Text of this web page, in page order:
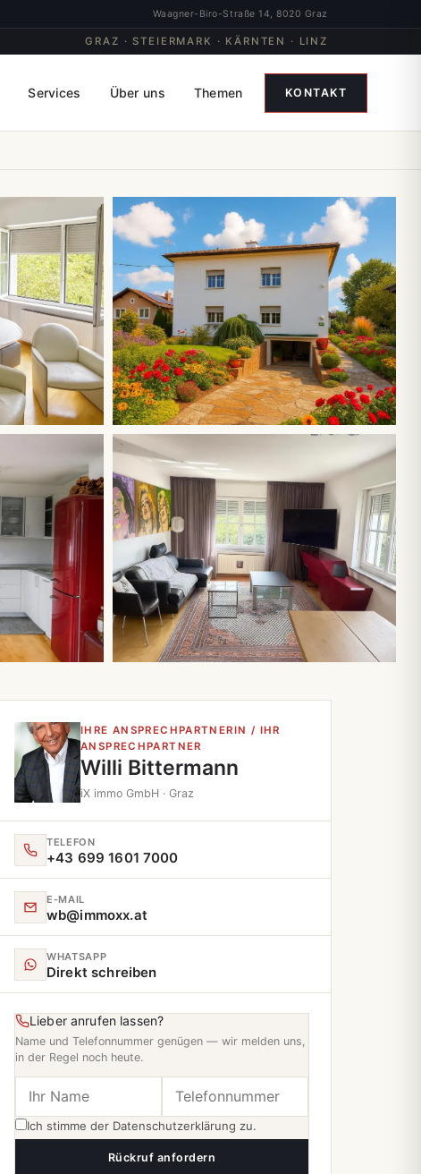
Waagner-Biro-Straße 14, 8020 Graz
GRAZ · STEIERMARK · KÄRNTEN · LINZ
Services Über uns Themen KONTAKT
IHRE ANSPRECHPARTNERIN / IHR
ANSPRECHPARTNER
Willi Bittermann
iX immo GmbH · Graz
TELEFON
+43 699 1601 7000
E‑MAIL
wb@immoxx.at
WHATSAPP
Direkt schreiben
Lieber anrufen lassen?
Name und Telefonnummer genügen — wir melden uns,
in der Regel noch heute.
Ich stimme der Datenschutzerklärung zu.
Rückruf anfordern